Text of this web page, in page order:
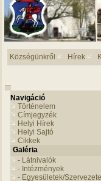
Községünkről Hírek
Navigáció
Történelem
Címjegyzék
Helyi Hírek
Helyi Sajtó
Cikkek
Galéria
- Látnivalók
- Intézmények
- Egyesületek/